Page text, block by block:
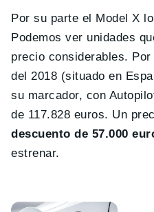
Por su parte el Model X
Podemos ver unidades
precio considerables. Por
del 2018 (situado en
su marcador, con
de 117.828 euros. Un
descuento de 57.000
estrenar.